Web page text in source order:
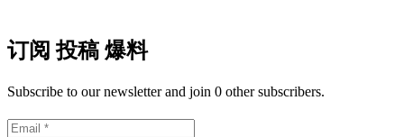
订阅 投稿 爆料
Subscribe to our newsletter and join 0 other subscribers.